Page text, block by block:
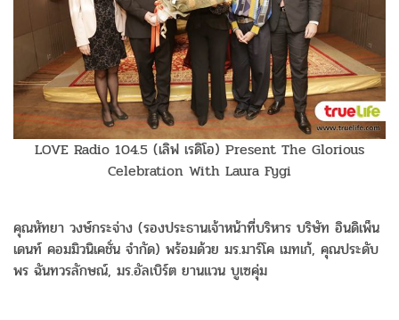
LOVE Radio 104.5 (เลิฟ เรดิโอ) Present The Glorious
Celebration With Laura Fygi
คุณหัทยา วงษ์กระจ่าง (รองประธานเจ้าหน้าที่บริหาร บริษัท อินดิเพ็น
เดนท์ คอมมิวนิเคชั่น จำกัด) พร้อมด้วย มร.มาร์โค เมทเก้, คุณประดับ
พร ฉันทวรลักษณ์, มร.อัลเบิร์ต ยานแวน บูเซคุ่ม